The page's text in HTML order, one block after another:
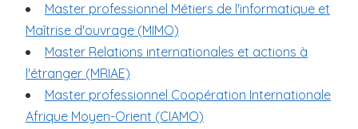
Master professionnel Métiers de l'informatique et
Maîtrise d'ouvrage (MIMO)
Master Relations internationales et actions à
l'étranger (MRIAE)
Master professionnel Coopération Internationale
Afrique Moyen-Orient (CIAMO)